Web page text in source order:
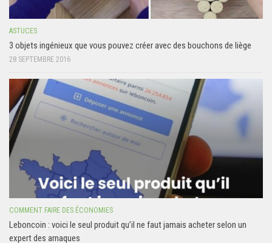
ASTUCES
3 objets ingénieux que vous pouvez créer avec des bouchons de liège
28 SEPTEMBRE 2016
COMMENT FAIRE DES ÉCONOMIES
Leboncoin : voici le seul produit qu’il ne faut jamais acheter selon un
expert des arnaques